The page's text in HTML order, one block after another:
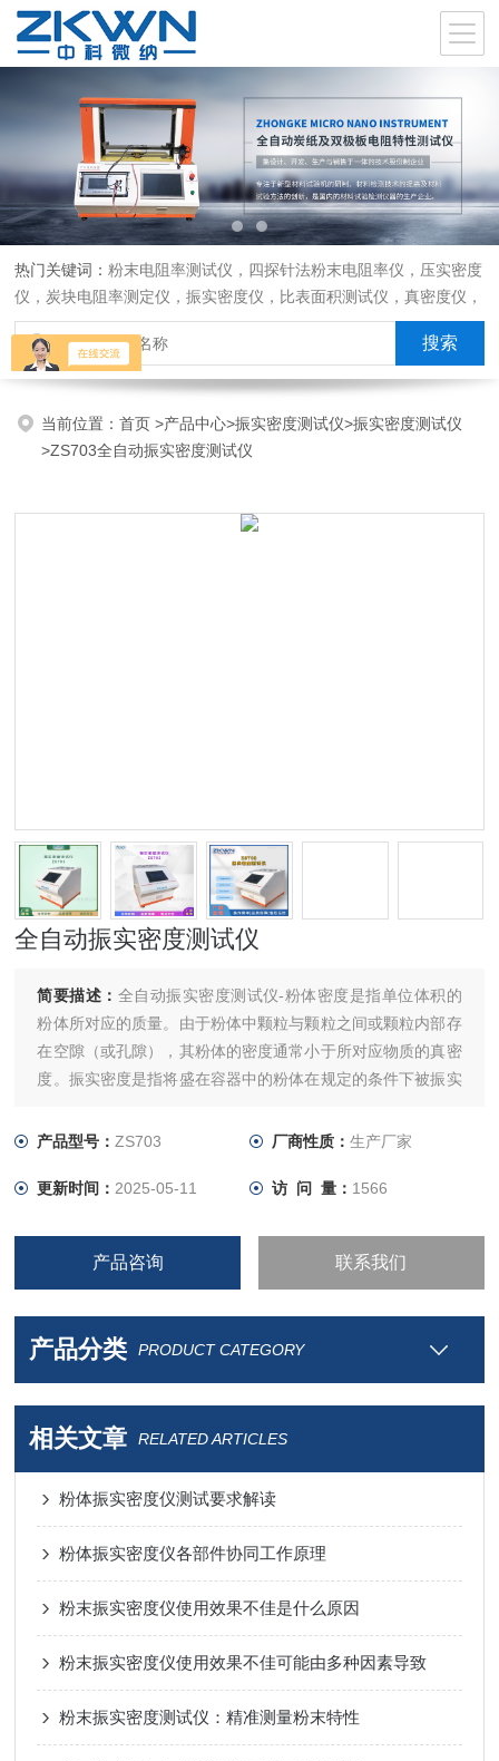
热门关键词：粉末电阻率测试仪，四探针法粉末电阻率仪，压实密度
仪，炭块电阻率测定仪，振实密度仪，比表面积测试仪，真密度仪，
炭块热膨胀仪，炭块透气率仪，炭块二氧化碳反应测定仪
当前位置：首页>产品中心>振实密度测试仪>振实密度测试仪
>ZS703全自动振实密度测试仪
全自动振实密度测试仪
简要描述： 全自动振实密度测试仪-粉体密度是指单位体积的
粉体所对应的质量。由于粉体中颗粒与颗粒之间或颗粒内部存
在空隙（或孔隙），其粉体的密度通常小于所对应物质的真密
度。振实密度是指将盛在容器中的粉体在规定的条件下被振实
产品型号：ZS703 厂商性质： 生产厂家
更新时间： 2025-05-11 访 问 量： 1566
产品咨询 联系我们
产品分类 PRODUCT CATEGORY
相关文章 RELATED ARTICLES
粉体振实密度仪测试要求解读
粉体振实密度仪各部件协同工作原理
粉末振实密度仪使用效果不佳是什么原因
粉末振实密度仪使用效果不佳可能由多种因素导致
粉末振实密度测试仪：精准测量粉末特性